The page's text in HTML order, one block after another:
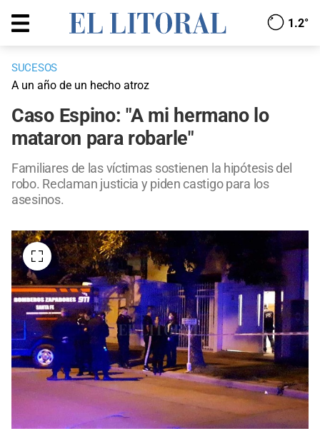
1.2°
SUCESOS
A un año de un hecho atroz
Caso Espino: "A mi hermano lo
mataron para robarle"
Familiares de las víctimas sostienen la hipótesis del
robo. Reclaman justicia y piden castigo para los
asesinos.